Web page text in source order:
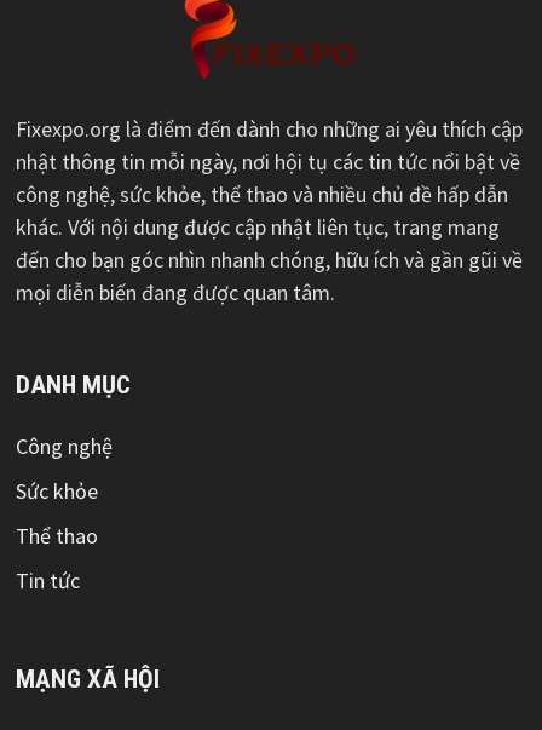
Fixexpo.org là điểm đến dành cho những ai yêu thích cập
nhật thông tin mỗi ngày, nơi hội tụ các tin tức nổi bật về
công nghệ, sức khỏe, thể thao và nhiều chủ đề hấp dẫn
khác. Với nội dung được cập nhật liên tục, trang mang
đến cho bạn góc nhìn nhanh chóng, hữu ích và gần gũi về
mọi diễn biến đang được quan tâm.
DANH MỤC
Công nghệ
Sức khỏe
Thể thao
Tin tức
MẠNG XÃ HỘI